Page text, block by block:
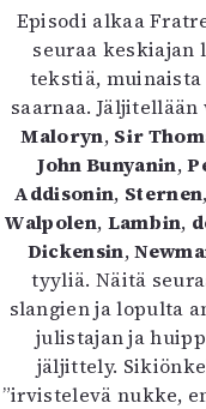
Episodi alkaa
seuraa keskiajan
tekstiä,
saarnaa.
Maloryn, Sir
John Bunyanin,
Addisonin, Sternen,
Walpolen, Lambin,
Dickensin,
tyyliä. Näitä
slangien ja lopulta
julistajan ja
jäljittely.
”irvistelevä nukke,